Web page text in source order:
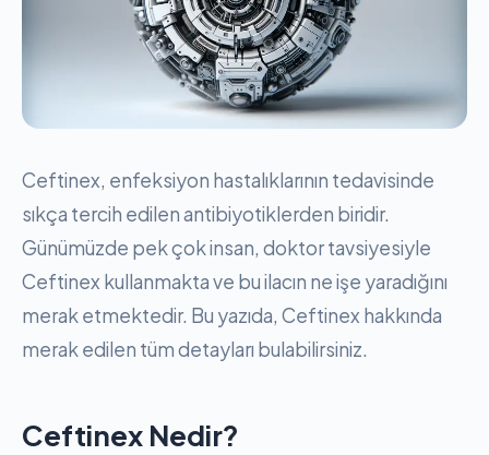
Ceftinex, enfeksiyon hastalıklarının tedavisinde
sıkça tercih edilen antibiyotiklerden biridir.
Günümüzde pek çok insan, doktor tavsiyesiyle
Ceftinex kullanmakta ve bu ilacın ne işe yaradığını
merak etmektedir. Bu yazıda, Ceftinex hakkında
merak edilen tüm detayları bulabilirsiniz.
Ceftinex Nedir?